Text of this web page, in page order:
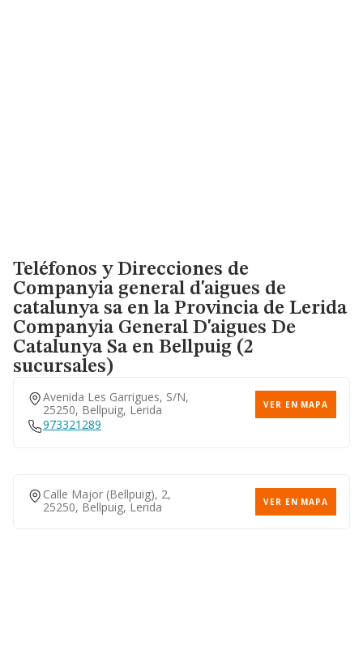
Teléfonos y Direcciones de
Companyia general d'aigues de
catalunya sa en la Provincia de Lerida
Companyia General D'aigues De
Catalunya Saen Bellpuig (2
sucursales)
Avenida Les Garrigues, S/n,
25250, Bellpuig, Lerida
VER EN MAPA
973321289
Calle Major (bellpuig), 2,
25250, Bellpuig, Lerida
VER EN MAPA